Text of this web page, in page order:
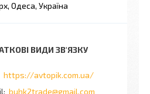
Одеса, Україна
https://avtopik.com.ua/
buhk2trade@gmail.com